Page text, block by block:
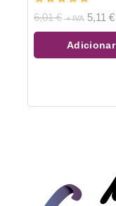
0
de
5
6,01€ 5,11 €
Adicionar